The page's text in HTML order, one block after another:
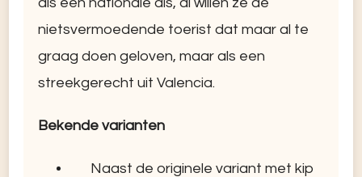
nietsvermoedende toerist dat maar al te
graag doen geloven, maar als een
streekgerecht uit Valencia.
Bekende varianten
Naast de originele variant met kip